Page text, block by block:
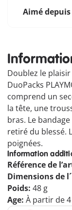
Aimé depuis
Doublez le
DuoPacks
comprend un
la tête, une
bras. Le
retiré du blessé.
poignées.
Information
Référence de
Dimensions de
Poids: 48 g
Age: À partir de 4